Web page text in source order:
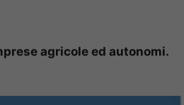
agricole ed autonomi.